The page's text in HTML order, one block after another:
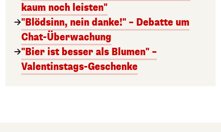
kaum noch leisten"
"Blödsinn, nein danke!" – Debatte um
Chat-Überwachung
"Bier ist besser als Blumen" –
Valentinstags-Geschenke